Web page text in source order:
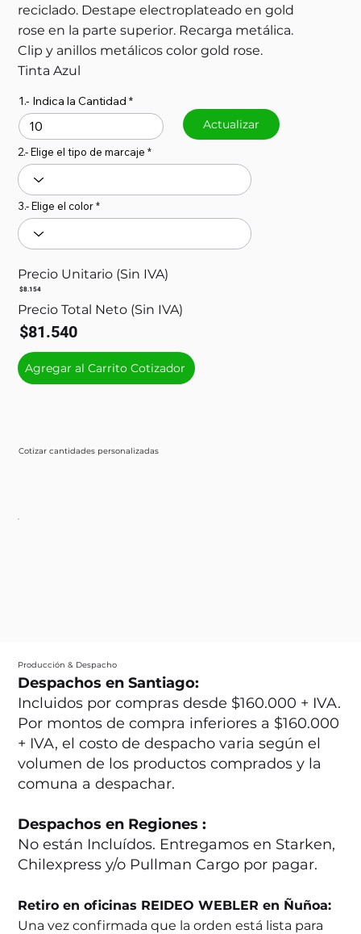
reciclado. Destape electroplateado en gold
rose en la parte superior. Recarga metálica.
Clip y anillos metálicos color gold rose.
Tinta Azul
Cotizar cantidades personalizadas
1.- Indica la Cantidad
Actualizar
2.- Elige el tipo de marcaje
3.- Elige el color
Precio Unitario (Sin IVA)
$8.154
Precio Total Neto (Sin IVA)
$81.540
Agregar al Carrito Cotizador
Producción & Despacho
Despachos en Santiago:
Incluidos por compras desde $160.000 + IVA.
Por montos de compra inferiores a $160.000
+ IVA, el costo de despacho varia según el
volumen de los productos comprados y la
comuna a despachar.
Despachos en Regiones :
No están Incluídos. Entregamos en Starken,
Chilexpress y/o Pullman Cargo por pagar.
Retiro en oficinas REIDEO WEBLER en Ñuñoa:
Una vez confirmada que la orden está lista para